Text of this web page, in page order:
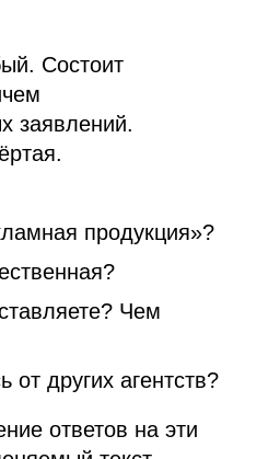
Состоит
заявлений.
продукция»?
Чем
от других агентств?
ответов на эти